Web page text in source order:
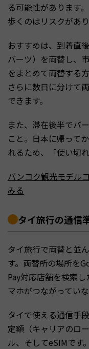
る可能性があります
歩くのはリスクがあり
おすすめは、到着直
バーツ）を両替し、
をまとめて両替する
さらに数日に分けて
できます。
また、滞在後半でバ
こと。日本に帰って
れるため、「使い切
バンコク観光モデル
みる
タイ旅行の通信
タイ旅行で両替と並
す。両替所の場所を
Pay対応店舗を検索
マホがつながってい
タイで使える通信手
定額（キャリアのロ
ル、そしてeSIMです。